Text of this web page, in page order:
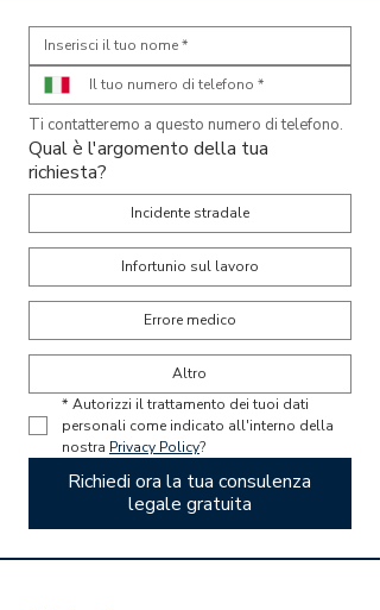
Qual è l'argomento della tua
richiesta?
Incidente stradale
Infortunio sul lavoro
Errore medico
Altro
* Autorizzi il trattamento dei tuoi dati
personali come indicato all'interno della
nostra Privacy Policy?
Richiedi ora la tua consulenza
legale gratuita